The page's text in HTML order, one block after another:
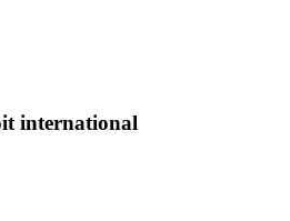
international